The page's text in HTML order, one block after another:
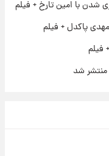
شدن با امین تارخ + فیلم
پاکدل + فیلم
فیلم
منتشر شد